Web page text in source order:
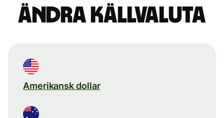
Ändra källvaluta
Amerikansk dollar